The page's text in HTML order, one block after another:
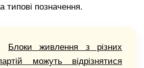
типові позначення.
Блоки живлення з різних
можуть відрізнятися